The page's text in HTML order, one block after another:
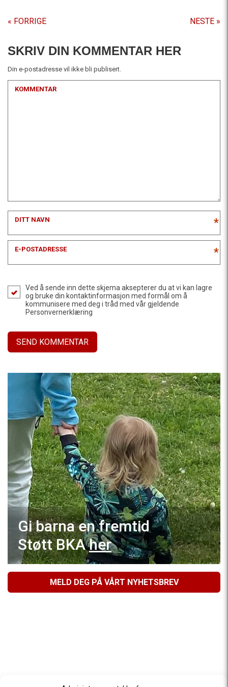
« FORRIGE NESTE »
SKRIV DIN KOMMENTAR HER
Din e-postadresse vil ikke bli publisert.
KOMMENTAR
DITT NAVN *
E-POSTADRESSE *
Ved å sende inn dette skjema aksepterer du at vi kan lagre
og bruke din kontaktinformasjon med formål om å
kommunisere med deg i tråd med vår gjeldende
Personvernerklæring
Gi barna en fremtid
Støtt BKAher
MELD DEG PÅ VÅRT NYHETSBREV